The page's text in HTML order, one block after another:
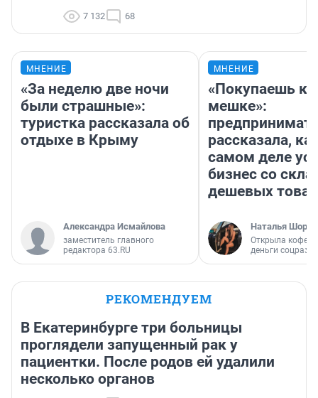
7 132 68
МНЕНИЕ
«За неделю две ночи
были страшные»:
туристка рассказала об
отдыхе в Крыму
Александра Исмайлова
заместитель главного
редактора 63.RU
МНЕНИЕ
«Покупаешь
мешке»:
рассказала,
самом деле
бизнес со
дешевых
Наталья
Открыла
деньги
РЕКОМЕНДУЕМ
В Екатеринбурге три больницы
проглядели запущенный рак у
пациентки. После родов ей удалили
несколько органов